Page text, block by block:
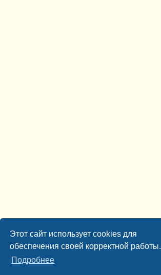
Этот сайт использует cookies для
обеспечения своей корректной работы.
Подробнее